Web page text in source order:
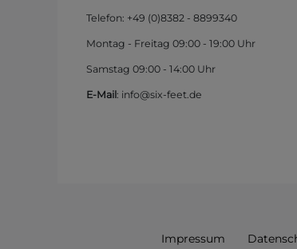
Telefon: +49 (0)8382 - 8899340
Montag - Freitag 09:00 - 19:00 Uhr
Samstag 09:00 - 14:00 Uhr
E-Mail : info@six-feet.de
Impressum